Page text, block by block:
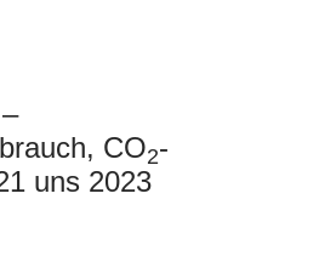
CO2-
uns 2023